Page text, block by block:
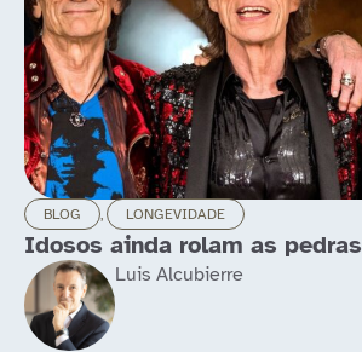
BLOG LONGEVIDADE
Idosos ainda rolam as pedras
Luis Alcubierre